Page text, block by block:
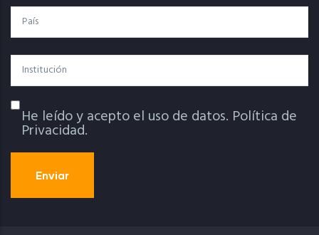
País
Institución
Política De Privacidad
He leído y acepto el uso de datos. Política de
Privacidad.